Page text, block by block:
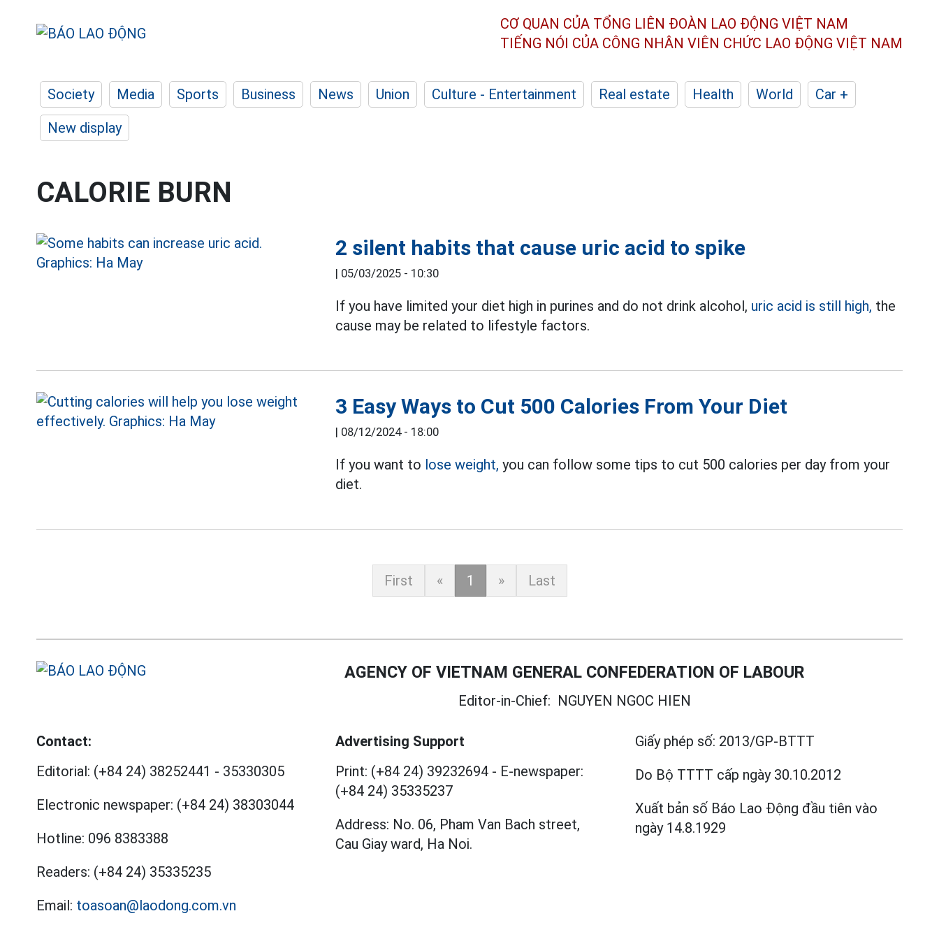
CƠ QUAN CỦA TỔNG LIÊN ĐOÀN LAO ĐỘNG VIỆT NAM
TIẾNG NÓI CỦA CÔNG NHÂN VIÊN CHỨC LAO ĐỘNG VIỆT NAM
Society Media Sports Business News Union Culture - Entertainment Real estate Health World
Car +
New display
CALORIE BURN
2 silent habits that cause uric acid to spike
| 05/03/2025 - 10:30
If you have limited your diet high in purines and do not drink alcohol, uric acid is still high, the
cause may be related to lifestyle factors.
3 Easy Ways to Cut 500 Calories From Your Diet
| 08/12/2024 - 18:00
If you want to lose weight, you can follow some tips to cut 500 calories per day from your
diet.
First « 1 » Last
AGENCY OF VIETNAM GENERAL CONFEDERATION OF LABOUR
Editor-in-Chief: NGUYEN NGOC HIEN
Contact:
Editorial: (+84 24) 38252441 - 35330305
Electronic newspaper: (+84 24) 38303044
Hotline: 096 8383388
Readers: (+84 24) 35335235
Email: toasoan@laodong.com.vn
Advertising Support
Print: (+84 24) 39232694 - E-newspaper:
(+84 24) 35335237
Address: No. 06, Pham Van Bach street,
Cau Giay ward, Ha Noi.
Giấy phép số: 2013/GP-BTTT
Do Bộ TTTT cấp ngày 30.10.2012
Xuất bản số Báo Lao Động đầu tiên vào
ngày 14.8.1929